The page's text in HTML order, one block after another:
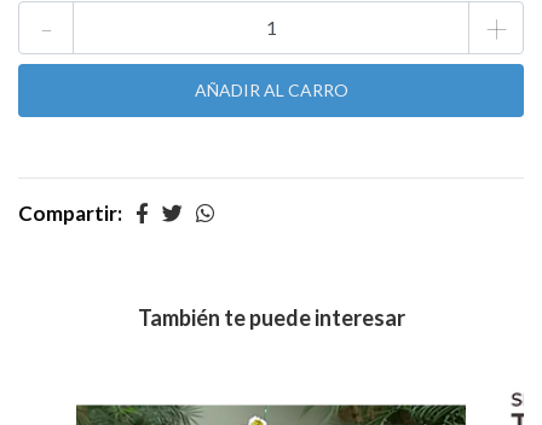
- +
Compartir:
También te puede interesar